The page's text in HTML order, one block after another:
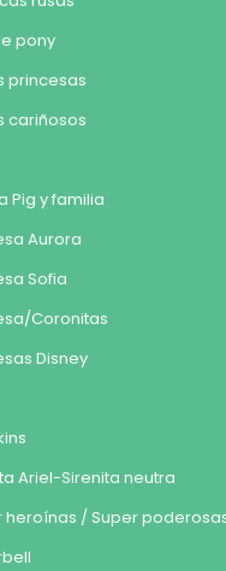
pony
princesas
cariñosos
Pig y familia
Aurora
Sofia
Coronitas
Disney
Ariel-Sirenita neutra
heroínas / Super